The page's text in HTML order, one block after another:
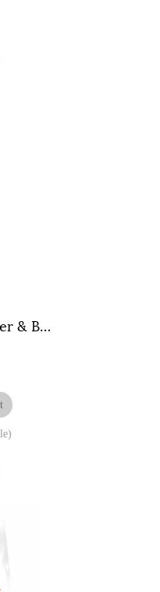
Royal Canin Mother & Babycat ขนาดถุง ( 400 กรัม , 2 กิโลกรัม )